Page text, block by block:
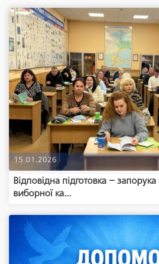
15.01.2026
Відповідна підготовка – запорука
виборної ка...